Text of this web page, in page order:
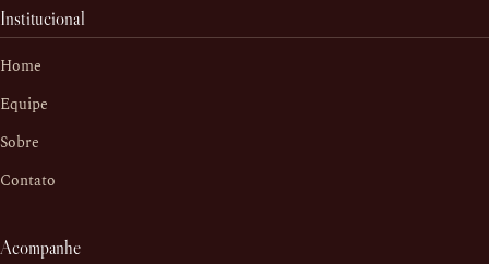
Institucional
Home
Equipe
Sobre
Contato
Acompanhe